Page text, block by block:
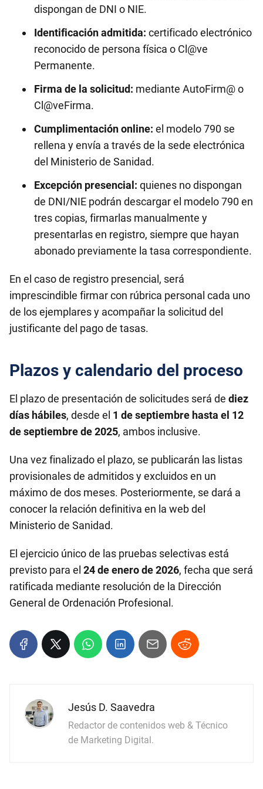
dispongan de DNI o NIE.
Identificación admitida: certificado electrónico
reconocido de persona física o Cl@ve
Permanente.
Firma de la solicitud: mediante AutoFirm@ o
Cl@veFirma.
Cumplimentación online: el modelo 790 se
rellena y envía a través de la sede electrónica
del Ministerio de Sanidad.
Excepción presencial: quienes no dispongan
de DNI/NIE podrán descargar el modelo 790 en
tres copias, firmarlas manualmente y
presentarlas en registro, siempre que hayan
abonado previamente la tasa correspondiente.
En el caso de registro presencial, será
imprescindible firmar con rúbrica personal cada uno
de los ejemplares y acompañar la solicitud del
justificante del pago de tasas.
Plazos y calendario del proceso
El plazo de presentación de solicitudes será de diez
días hábiles, desde el 1 de septiembre hasta el 12
de septiembre de 2025, ambos inclusive.
Una vez finalizado el plazo, se publicarán las listas
provisionales de admitidos y excluidos en un
máximo de dos meses. Posteriormente, se dará a
conocer la relación definitiva en la web del
Ministerio de Sanidad.
El ejercicio único de las pruebas selectivas está
previsto para el 24 de enero de 2026, fecha que será
ratificada mediante resolución de la Dirección
General de Ordenación Profesional.
Jesús D. Saavedra
Redactor de contenidos web & Técnico
de Marketing Digital.